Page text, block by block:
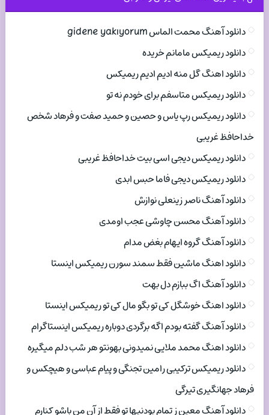
دانلود آهنگ محمت الماس gidene yakıyorum
دانلود ریمیکس مامانم خریده
دانلود اهنگ گل منه ادیم ادیم ریمیکس
دانلود ریمیکس متاسفم برای خودم نه تو
دانلود ریمیکس رپ یاس و حصین و حمید صفت و فرهاد شخص
خداحافظ غریبی
دانلود ریمیکس دیجی اسی بیت خداحافظ غریبی
دانلود ریمیکس دیجی فاما حبس ابدی
دانلود آهنگ ناصر زینعلی نوازش
دانلود آهنگ محسن چاوشی عجب اومدی
دانلود آهنگ گروه ایهام بغض مدام
دانلود اهنگ ماشین فقط سمند سورن ریمیکس اینستا
دانلود آهنگ اگ ببازم دل بهت
دانلود اهنگ خوشگل کی تو بگو مال کی تو ریمیکس اینستا
دانلود آهنگ گفته بودم اگه برگردی دوباره ریمیکس اینستاگرام
دانلود اهنگ محمد ملایی نمیدونی بهونتو هر شب دلم میگیره
دانلود ریمیکس ترکیبی رامین تجنگی و پیام عباسی و هیچکس و
فرهاد جهانگیری تیرگی
دانلود آهنگ معین ز تمام بودنیها تو فقط از آن من باشو کنارم